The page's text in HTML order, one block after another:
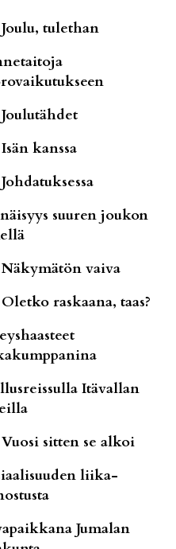
Joulu, tulethan
Joulutähdet
Isän kanssa
Johdatuksessa
suuren joukon
Näkymätön vaiva
Oletko raskaana, taas?
Itävallan
Vuosi sitten se alkoi
liika-
Jumalan